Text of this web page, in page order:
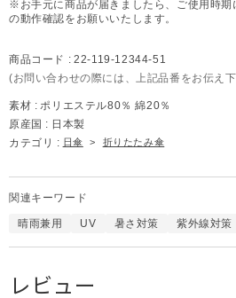
※お手元に商品が届きましたら、ご使用時期
の動作確認をお願いいたします。
商品コード : 22-119-12344-51
(お問い合わせの際には、上記品番をお伝え
素材 : ポリエステル80％ 綿20％
原産国 : 日本製
カテゴリ : 日傘 > 折りたたみ傘
関連キーワード
晴雨兼用 UV 暑さ対策 紫外線対策
レビュー